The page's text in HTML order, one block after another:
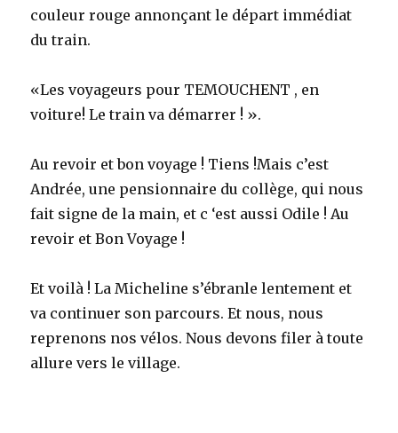
couleur rouge annonçant le départ immédiat
du train.
«Les voyageurs pour TEMOUCHENT , en
voiture! Le train va démarrer ! ».
Au revoir et bon voyage ! Tiens !Mais c’est
Andrée, une pensionnaire du collège, qui nous
fait signe de la main, et c ‘est aussi Odile ! Au
revoir et Bon Voyage !
Et voilà ! La Micheline s’ébranle lentement et
va continuer son parcours. Et nous, nous
reprenons nos vélos. Nous devons filer à toute
allure vers le village.